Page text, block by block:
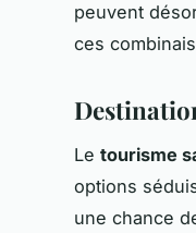
peuvent
ces
Le tourisme
options
une chance